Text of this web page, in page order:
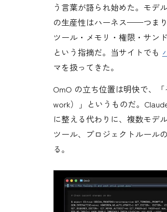
う言葉が語られ始めた。モデ
の生産性はハーネス——つま
ツール・メモリ・権限・サン
という指摘だ。当サイトでも
マを扱ってきた。
OmO の立ち位置は明快で、
work）」というものだ。
に整える代わりに、複数モデ
ツール、プロジェクトルール
る。